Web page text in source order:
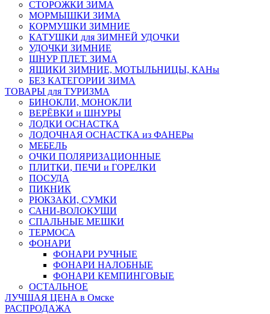
СТОРОЖКИ ЗИМА
МОРМЫШКИ ЗИМА
КОРМУШКИ ЗИМНИЕ
КАТУШКИ для ЗИМНЕЙ УДОЧКИ
УДОЧКИ ЗИМНИЕ
ШНУР ПЛЕТ. ЗИМА
ЯЩИКИ ЗИМНИЕ, МОТЫЛЬНИЦЫ, КАНы
БЕЗ КАТЕГОРИИ ЗИМА
ТОВАРЫ для ТУРИЗМА
БИНОКЛИ, МОНОКЛИ
ВЕРЁВКИ и ШНУРЫ
ЛОДКИ ОСНАСТКА
ЛОДОЧНАЯ ОСНАСТКА из ФАНЕРы
МЕБЕЛЬ
ОЧКИ ПОЛЯРИЗАЦИОННЫЕ
ПЛИТКИ, ПЕЧИ и ГОРЕЛКИ
ПОСУДА
ПИКНИК
РЮКЗАКИ, СУМКИ
САНИ-ВОЛОКУШИ
СПАЛЬНЫЕ МЕШКИ
ТЕРМОСА
ФОНАРИ
ФОНАРИ РУЧНЫЕ
ФОНАРИ НАЛОБНЫЕ
ФОНАРИ КЕМПИНГОВЫЕ
ОСТАЛЬНОЕ
ЛУЧШАЯ ЦЕНА в Омске
РАСПРОДАЖА